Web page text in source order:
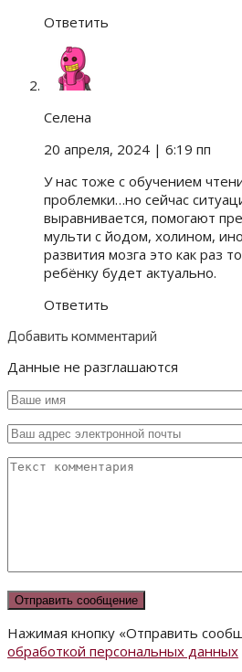
Ответить
Селена
20 апреля, 2024 | 6:19 пп
У нас тоже с обучением
проблемки…но сейчас
выравнивается, помогают
мульти с йодом, холином,
развития мозга это как раз
ребёнку будет актуально.
Ответить
Добавить комментарий
Данные не разглашаются
Нажимая кнопку «Отправить
обработкой персональных данных